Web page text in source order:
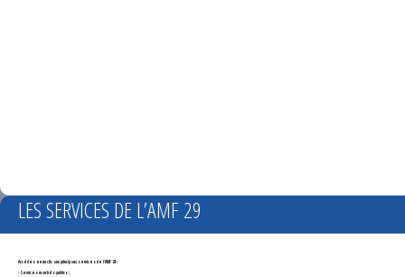
LES SERVICES DE L’AMF 29
Accédez en un clic aux principaux services de l'AMF 29 :
- Services marchés publics :